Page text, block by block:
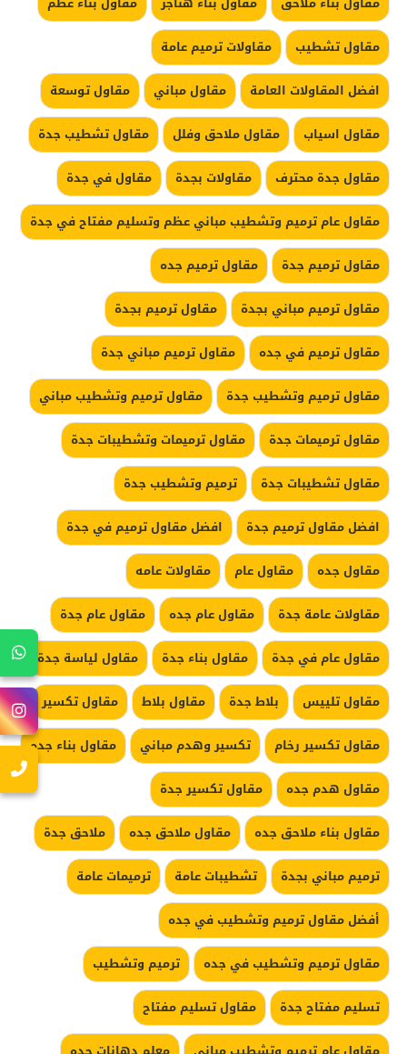
مقاول تشطيب
مقاولات ترميم عامة
افضل المقاولات العامة
مقاول مباني
مقاول توسعة
مقاول اسياب
مقاول ملاحق وفلل
مقاول تشطيب جدة
مقاول جدة محترف
مقاولات بجدة
مقاول في جدة
مقاول عام ترميم وتشطيب مباني عظم وتسليم مفتاح في جدة
مقاول ترميم جدة
مقاول ترميم جده
مقاول ترميم مباني بجدة
مقاول ترميم بجدة
مقاول ترميم في جده
مقاول ترميم مباني جدة
مقاول ترميم وتشطيب جدة
مقاول ترميم وتشطيب مباني
مقاول ترميمات جدة
مقاول ترميمات وتشطيبات جدة
مقاول تشطيبات جدة
ترميم وتشطيب جدة
افضل مقاول ترميم جدة
افضل مقاول ترميم في جدة
مقاول جده
مقاول عام
مقاولات عامه
مقاولات عامة جدة
مقاول عام جده
مقاول عام جدة
مقاول عام في جدة
مقاول بناء جدة
مقاول لياسة جدة
مقاول تلييس
بلاط جدة مقاول بلاط
مقاول تكسير
مقاول تكسير رخام
تكسير وهدم مباني
مقاول بناء جده
مقاول هدم جده
مقاول تكسير جدة
مقاول بناء ملاحق جده
مقاول ملاحق جده
ملاحق جدة
ترميم مباني بجدة
تشطيبات عامة
ترميمات عامة
أفضل مقاول ترميم وتشطيب في جده
مقاول ترميم وتشطيب في جده
ترميم وتشطيب
تسليم مفتاح جدة
مقاول تسليم مفتاح